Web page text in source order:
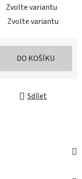
Zvolte variantu
Zvolte variantu
DO KOŠÍKU
Sdílet